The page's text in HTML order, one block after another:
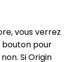
vous verrez
bouton pour
Si Origin